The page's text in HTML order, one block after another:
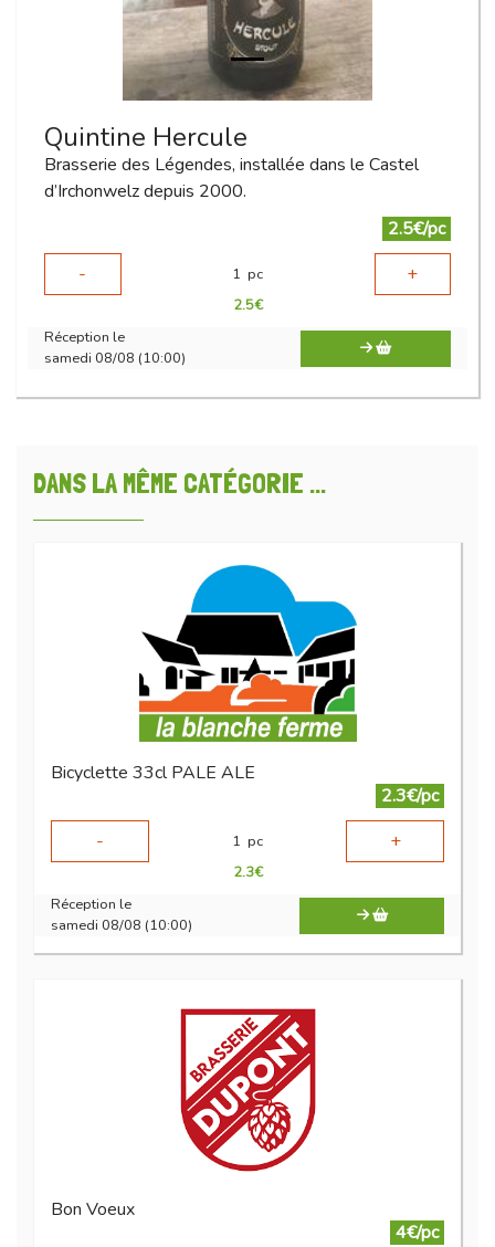
Quintine Hercule
Brasserie des Légendes, installée dans le Castel
d’Irchonwelz depuis 2000.
2.5€/pc
-
1 pc +
2.5€
Réception le
samedi 08/08 (10:00)
DANS LA MÊME CATÉGORIE ...
Bicyclette 33cl PALE ALE
2.3€/pc
-
1 pc +
2.3€
Réception le
samedi 08/08 (10:00)
Bon Voeux
4€/pc